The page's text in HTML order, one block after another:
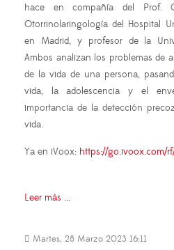
hace en compañía del Prof.
Otorrinolaringología del Hospital
en Madrid, y profesor de la
Ambos analizan los problemas de
de la vida de una persona,
vida, la adolescencia y el
importancia de la detección
vida.
Ya en iVoox: https://go.ivoox.com/
Leer más ...
Martes, 28 Marzo 2023 16:11